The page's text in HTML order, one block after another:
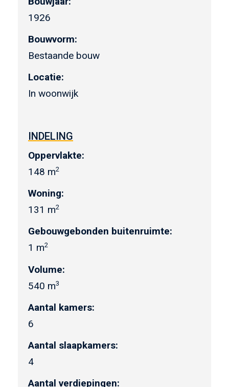
1926
Bouwvorm:
Bestaande bouw
Locatie:
In woonwijk
INDELING
Oppervlakte:
148 m2
Woning:
131 m2
Gebouwgebonden buitenruimte:
1 m2
Volume:
540 m3
Aantal kamers:
6
Aantal slaapkamers:
4
Aantal verdiepingen: